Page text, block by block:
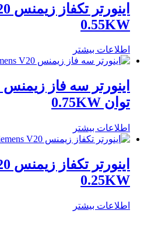
0.55KW
اطلاعات بیشتر
توان 0.75KW
اطلاعات بیشتر
0.25KW
اطلاعات بیشتر